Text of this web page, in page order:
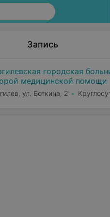
Запись
городская
медицинской помощи
ул. Боткина, 2